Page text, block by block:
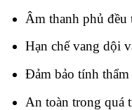
Âm thanh phủ đều
Hạn chế vang dội
Đảm bảo tính
An toàn trong quá